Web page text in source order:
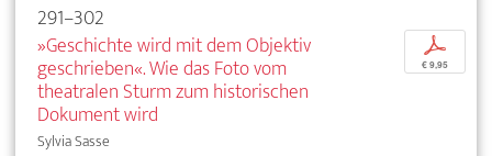
291–302
»Geschichte wird mit dem Objektiv
geschrieben«. Wie das Foto vom
theatralen Sturm zum historischen
Dokument wird
Sylvia Sasse
p
€ 9,95